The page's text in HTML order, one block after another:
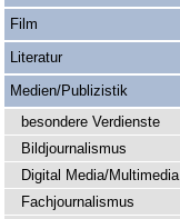
Film
Literatur
Medien/Publizistik
besondere Verdienste
Bildjournalismus
Digital Media/Multimedia
Fachjournalismus